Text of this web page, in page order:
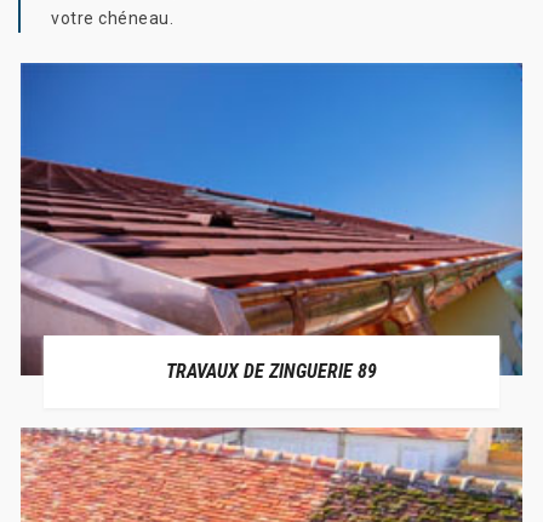
votre chéneau.
TRAVAUX DE ZINGUERIE 89